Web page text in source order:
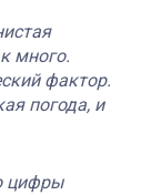
много.
фактор.
погода, и
цифры